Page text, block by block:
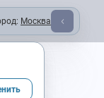
Москва